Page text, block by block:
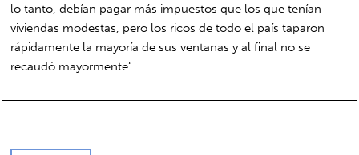
lo tanto, debían pagar más impuestos que los que tenían
viviendas modestas, pero los ricos de todo el país taparon
rápidamente la mayoría de sus ventanas y al final no se
recaudó mayormente”.